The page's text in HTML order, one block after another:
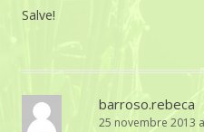
Salve!
barroso.rebeca
25 novembre 2013